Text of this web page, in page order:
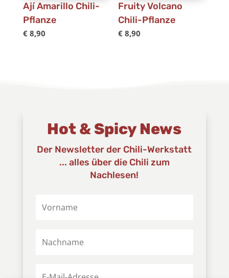
Ají Amarillo Chili-
Pflanze
€8,90
Fruity Volcano
Chili-Pflanze
€ 8,90
Hot & Spicy News
Der Newsletter der Chili-Werkstatt
... alles über die Chili zum
Nachlesen!